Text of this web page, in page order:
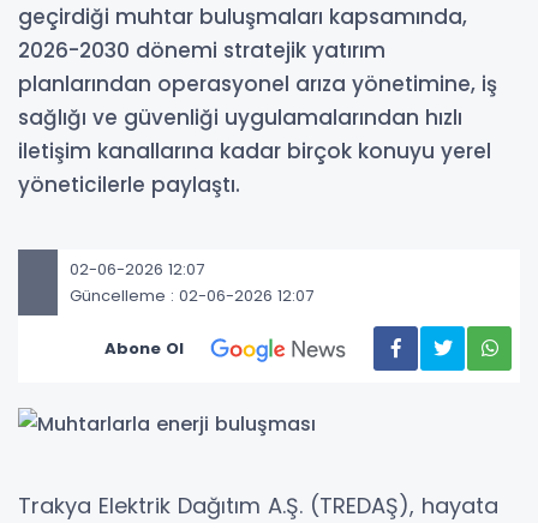
geçirdiği muhtar buluşmaları kapsamında,
2026-2030 dönemi stratejik yatırım
planlarından operasyonel arıza yönetimine, iş
sağlığı ve güvenliği uygulamalarından hızlı
iletişim kanallarına kadar birçok konuyu yerel
yöneticilerle paylaştı.
02-06-2026 12:07
Güncelleme : 02-06-2026 12:07
Abone Ol
Trakya Elektrik Dağıtım A.Ş. (TREDAŞ), hayata